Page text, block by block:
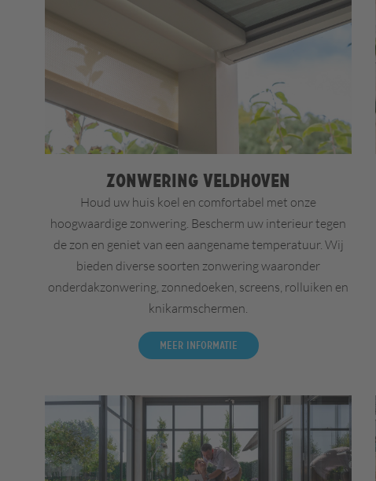
Zonwering Veldhoven
Houd uw huis koel en comfortabel met onze
hoogwaardige zonwering. Bescherm uw interieur tegen
de zon en geniet van een aangename temperatuur. Wij
bieden diverse soorten zonwering waaronder
onderdakzonwering, zonnedoeken, screens, rolluiken en
knikarmschermen.
Meer informatie